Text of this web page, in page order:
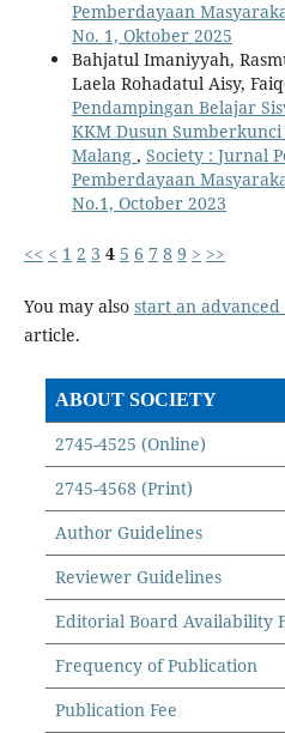
Pemberdayaan
No. 1, Oktober 2025
Bahjatul Imaniyyah,
Laela Rohadatul Aisy,
Pendampingan Belajar
KKM Dusun
Malang , Society : Jurnal
Pemberdayaan
No.1, October 2023
<< < 1 2 3 4 5 6 7 8 9 > >>
You may also start an
article.
ABOUT SOCIETY
2745-4525 (Online)
2745-4568 (Print)
Author Guidelines
Reviewer Guidelines
Editorial Board Availability
Frequency of Publication
Publication Fee